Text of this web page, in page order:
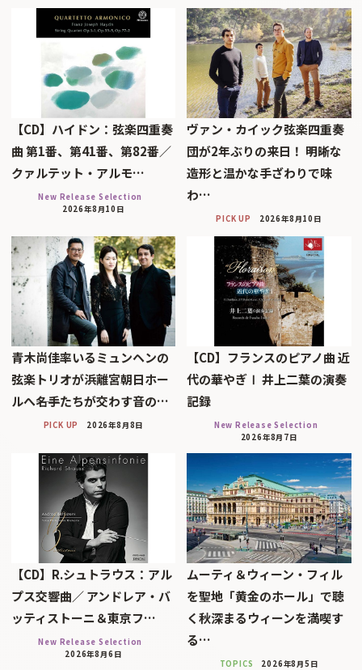
【CD】ハイドン：弦楽四重奏
曲 第1番、第41番、第82番／
クァルテット・アルモ…
New Release Selection
2026年8月10日
ヴァン・カイック弦楽四重奏
団が2年ぶりの来日！ 明晰な
造形と温かな手ざわりで味
わ…
PICK UP 2026年8月10日
青木尚佳率いるミュンヘンの
弦楽トリオが浜離宮朝日ホー
ルへ――名手たちが交わす音の…
PICK UP 2026年8月8日
【CD】フランスのピアノ曲 近
代の華やぎⅠ 井上二葉の演奏
記録
New Release Selection
2026年8月7日
【CD】R.シュトラウス：アル
プス交響曲／ アンドレア・バ
ッティストーニ＆東京フ…
New Release Selection
2026年8月6日
ムーティ＆ウィーン・フィル
を聖地「黄金のホール」で聴
く秋深まるウィーンを満喫す
る…
TOPICS 2026年8月5日